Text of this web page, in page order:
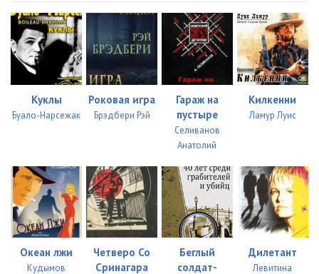
Куклы
Буало-Нарсежак
Роковая игра
Брэдбери Рэй
Гараж на
пустыре
Селиванов
Анатолий
Килкенни
Ламур Луис
Океан лжи
Кудымов
Четверо Со
Сринагара
Беглый
солдат-
Дилетант
Левитина